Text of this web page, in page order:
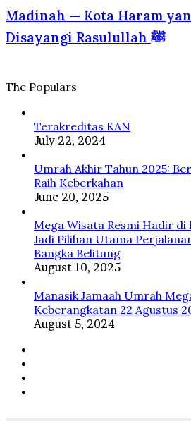
Psikologi
dan
Islam
Sumatera
ke
Tanah
Kota
Haram
yang
Disayangi
Madinah — Kota Haram
Disayangi Rasulullah ﷺ
The Populars
Terakreditas KAN
July 22, 2024
Umrah Akhir Tahun 2025:
Raih Keberkahan
June 20, 2025
Mega Wisata Resmi Hadir di
Jadi Pilihan Utama
Bangka Belitung
August 10, 2025
Manasik Jamaah Umrah
Keberangkatan 22 Agustus
August 5, 2024